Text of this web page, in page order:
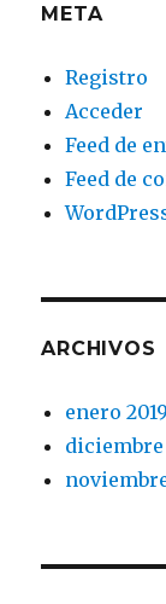
META
Registro
Acceder
Feed de
Feed de
ARCHIVOS
enero 2019
diciembre